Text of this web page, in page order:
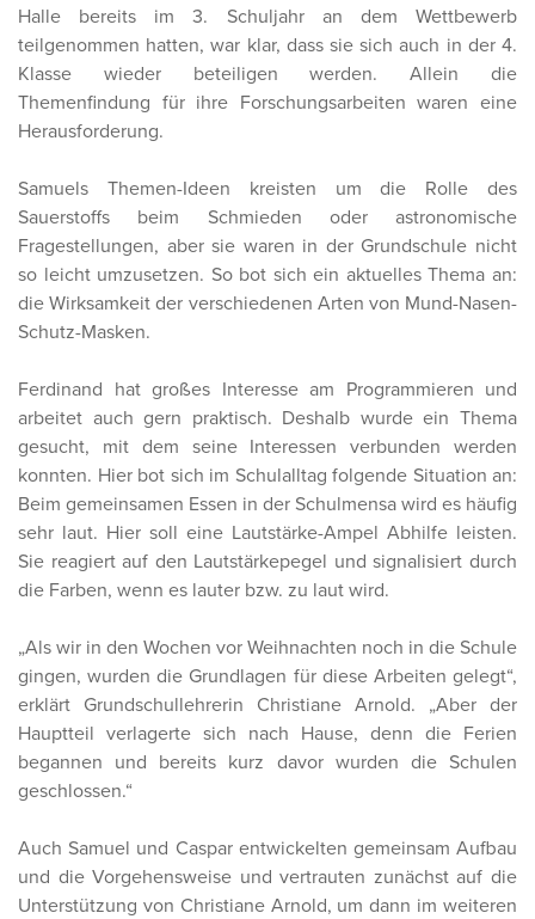
Halle bereits im 3. Schuljahr an dem Wettbewerb
teilgenommen hatten, war klar, dass sie sich auch in der 4.
Klasse wieder beteiligen werden. Allein die
Themenfindung für ihre Forschungsarbeiten waren eine
Herausforderung.
Samuels Themen-Ideen kreisten um die Rolle des
Sauerstoffs beim Schmieden oder astronomische
Fragestellungen, aber sie waren in der Grundschule nicht
so leicht umzusetzen. So bot sich ein aktuelles Thema an:
die Wirksamkeit der verschiedenen Arten von Mund-Nasen-
Schutz-Masken.
Ferdinand hat großes Interesse am Programmieren und
arbeitet auch gern praktisch. Deshalb wurde ein Thema
gesucht, mit dem seine Interessen verbunden werden
konnten. Hier bot sich im Schulalltag folgende Situation an:
Beim gemeinsamen Essen in der Schulmensa wird es häufig
sehr laut. Hier soll eine Lautstärke-Ampel Abhilfe leisten.
Sie reagiert auf den Lautstärkepegel und signalisiert durch
die Farben, wenn es lauter bzw. zu laut wird.
„Als wir in den Wochen vor Weihnachten noch in die Schule
gingen, wurden die Grundlagen für diese Arbeiten gelegt“,
erklärt Grundschullehrerin Christiane Arnold. „Aber der
Hauptteil verlagerte sich nach Hause, denn die Ferien
begannen und bereits kurz davor wurden die Schulen
geschlossen.“
Auch Samuel und Caspar entwickelten gemeinsam Aufbau
und die Vorgehensweise und vertrauten zunächst auf die
Unterstützung von Christiane Arnold, um dann im weiteren